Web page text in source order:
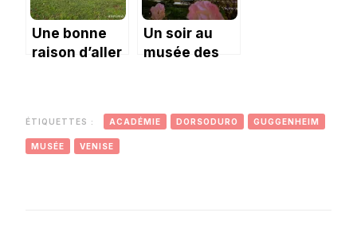
Une bonne
raison d’aller
musée
Soulages.
Un soir au
musée des
ÉTIQUETTES : ACADÉMIE DORSODURO GUGGENHEIM
MUSÉE VENISE